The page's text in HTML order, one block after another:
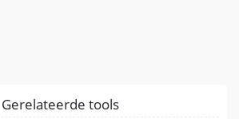
Gerelateerde tools